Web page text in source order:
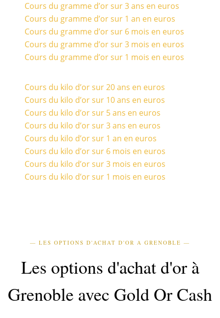
Cours du gramme d’or sur 3 ans en euros
Cours du gramme d’or sur 1 an en euros
Cours du gramme d’or sur 6 mois en euros
Cours du gramme d’or sur 3 mois en euros
Cours du gramme d’or sur 1 mois en euros
Cours du kilo d’or sur 20 ans en euros
Cours du kilo d’or sur 10 ans en euros
Cours du kilo d’or sur 5 ans en euros
Cours du kilo d’or sur 3 ans en euros
Cours du kilo d’or sur 1 an en euros
Cours du kilo d’or sur 6 mois en euros
Cours du kilo d’or sur 3 mois en euros
Cours du kilo d’or sur 1 mois en euros
— LES OPTIONS D'ACHAT D'OR A GRENOBLE —
Les options d'achat d'or à
Grenoble avec Gold Or Cash